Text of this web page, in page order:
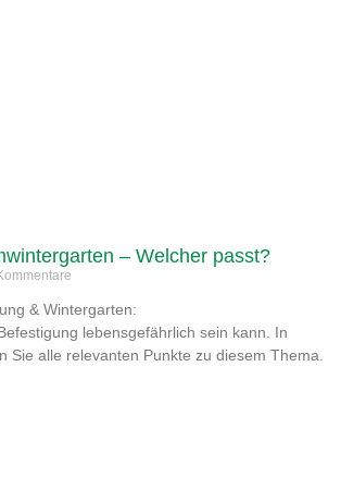
– Welcher passt?
& Wintergarten:
lebensgefährlich sein kann. In
Sie alle relevanten Punkte zu diesem Thema.